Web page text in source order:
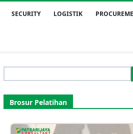
SECURITY LOGISTIK
for:
Brosur Pelatihan